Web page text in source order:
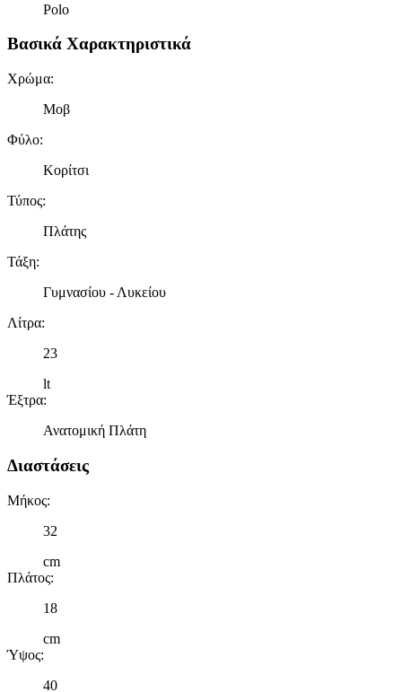
Polo
Βασικά Χαρακτηριστικά
Χρώμα:
Μοβ
Φύλο:
Κορίτσι
Τύπος:
Πλάτης
Τάξη:
Γυμνασίου - Λυκείου
Λίτρα:
23
lt
Έξτρα:
Ανατομική Πλάτη
Διαστάσεις
Μήκος:
32
cm
Πλάτος:
18
cm
Ύψος:
40